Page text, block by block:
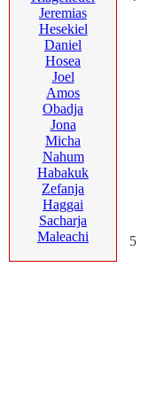
Jeremias
Hesekiel
Daniel
Hosea
Joel
Amos
Obadja
Jona
Micha
Nahum
Habakuk
Zefanja
Haggai
Sacharja
Maleachi
5